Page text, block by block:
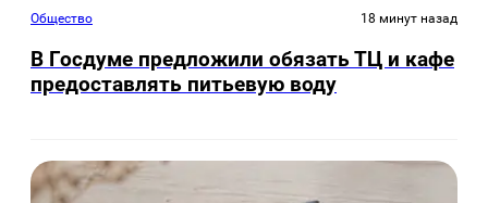
Общество 18 минут назад
В Госдуме предложили обязать ТЦ и кафе
предоставлять питьевую воду